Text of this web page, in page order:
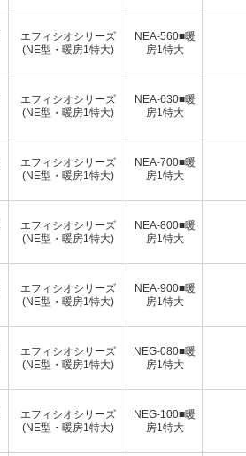
エフィシオシリーズ
(NE型・暖房1特大)
NEA-560■暖
房1特大
エフィシオシリーズ
(NE型・暖房1特大)
NEA-630■暖
房1特大
エフィシオシリーズ
(NE型・暖房1特大)
NEA-700■暖
房1特大
エフィシオシリーズ
(NE型・暖房1特大)
NEA-800■暖
房1特大
エフィシオシリーズ
(NE型・暖房1特大)
NEA-900■暖
房1特大
エフィシオシリーズ
(NE型・暖房1特大)
NEG-080■暖
房1特大
エフィシオシリーズ
(NE型・暖房1特大)
NEG-100■暖
房1特大